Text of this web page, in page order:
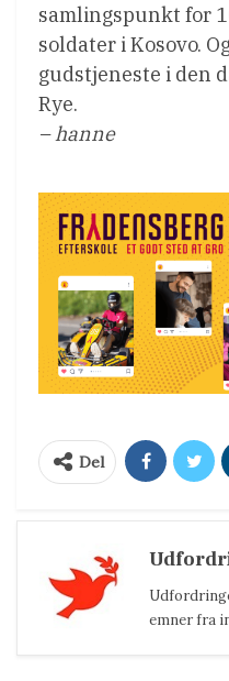
samlingspunkt for
soldater i Kosovo.
gudstjeneste i den
Rye.
– hanne
Del
emner fra